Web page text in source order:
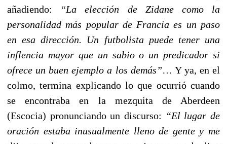
añadiendo:
“La elección de Zidane como la
personalidad más popular de Francia es un paso
en esa dirección. Un futbolista puede tener una
inflencia mayor que un sabio o un predicador si
ofrece un buen ejemplo a los demás”… Y ya, en el
colmo, termina explicando lo que ocurrió cuando
se encontraba en la mezquita de Aberdeen
(Escocia) pronunciando un discurso: “El lugar de
oración estaba inusualmente lleno de gente y me